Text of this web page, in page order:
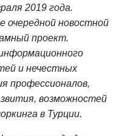
2019 года.
очередной новостной
проект.
и нечестных
профессионалов,
возможностей
в Турции.